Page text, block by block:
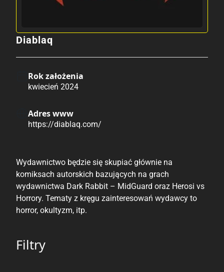
Diablaq
Rok założenia
kwiecień 2024
Adres www
https://diablaq.com/
Wydawnictwo będzie się skupiać głównie na
komiksach autorskich bazujących na grach
wydawnictwa Dark Rabbit – MidGuard oraz Herosi vs
Horrory. Tematy z kręgu zainteresowań wydawcy to
horror, okultyzm, itp.
Filtry